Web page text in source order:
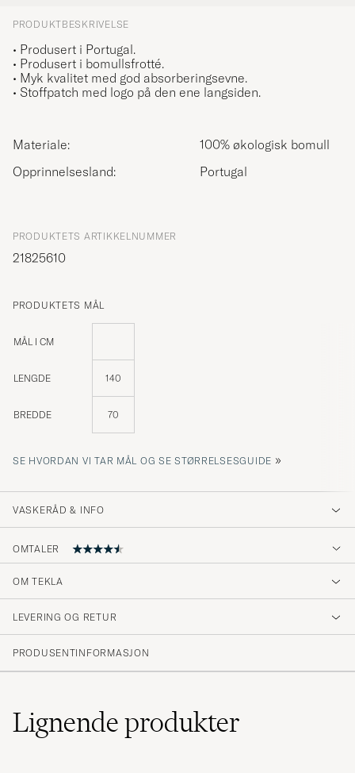
PRODUKTBESKRIVELSE
• Produsert i Portugal.
• Produsert i bomullsfrotté.
• Myk kvalitet med god absorberingsevne.
• Stoffpatch med logo på den ene langsiden.
Materiale:
100% økologisk bomull
Opprinnelsesland:
Portugal
PRODUKTETS ARTIKKELNUMMER
21825610
PRODUKTETS MÅL
MÅL I CM
LENGDE 140
BREDDE 70
SE HVORDAN VI TAR MÅL OG SE STØRRELSESGUIDE »
VASKERÅD & INFO
OMTALER
4.5
OM TEKLA
LEVERING OG RETUR
PRODUSENTINFORMASJON
Lignendeprodukter